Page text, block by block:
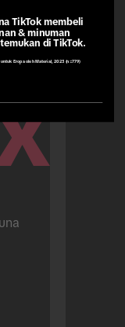
TikTok membeli
& minuman
di TikTok.
untuk Eropa oleh Material, 2023 (n=779)